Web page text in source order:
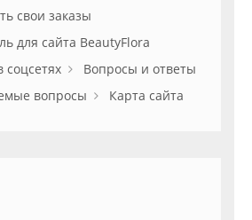
свои заказы
для сайта BeautyFlora
Вопросы и ответы
вопросы
Карта сайта